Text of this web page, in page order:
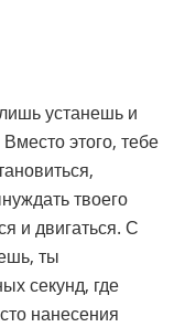
устанешь и
этого, тебе
твоего
и двигаться. С
ты
секунд, где
нанесения